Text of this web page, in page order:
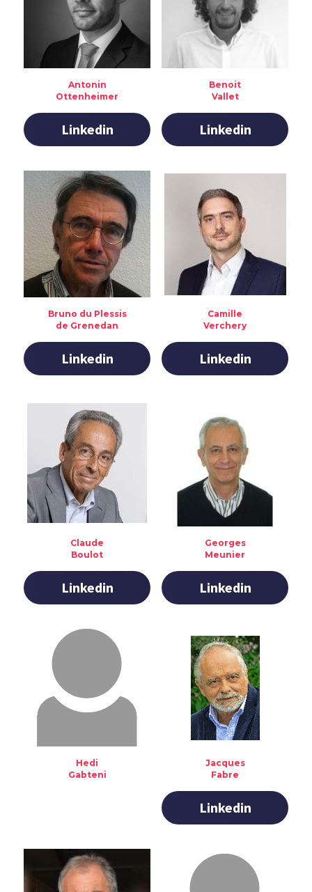
Antonin
Ottenheimer
Linkedin
Benoit
Vallet
Linkedin
Bruno du Plessis
de Grenedan
Linkedin
Camille
Verchery
Linkedin
Claude
Boulot
Linkedin
Georges
Meunier
Linkedin
Hedi
Gabteni
Jacques
Fabre
Linkedin